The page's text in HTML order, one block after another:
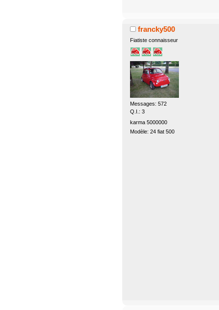
francky500
Fiatiste connaisseur
Messages: 572
Q.I.: 3
karma 5000000
Modèle: 24 fiat 500